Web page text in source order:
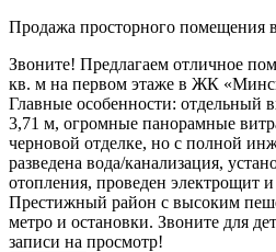
Продажа просторного помещения
Звоните! Предлагаем отличное
кв. м на первом этаже в ЖК
Главные особенности: отдельный
3,71 м, огромные панорамные
черновой отделке, но с полной
разведена вода/канализация,
отопления, проведен электрощит
Престижный район с высоким
метро и остановки. Звоните для
записи на просмотр!